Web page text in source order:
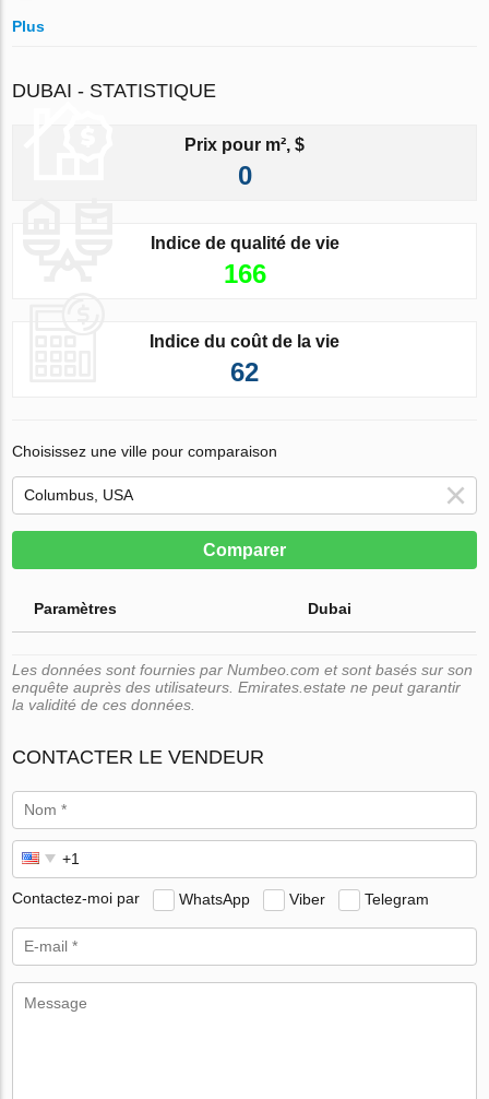
Plus
DUBAI - STATISTIQUE
Prix pour m², $
0
Indice de qualité de vie
166
Indice du coût de la vie
62
Choisissez une ville pour comparaison
Comparer
Paramètres Dubai
Les données sont fournies par Numbeo.com et sont basés sur son
enquête auprès des utilisateurs. Emirates.estate ne peut garantir
la validité de ces données.
CONTACTER LE VENDEUR
Contactez-moi par WhatsApp Viber Telegram